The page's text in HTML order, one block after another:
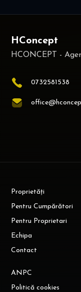
HConcept
0732581538
Proprietăți
Pentru Cumpărători
Pentru Proprietari
Echipa
Contact
ANPC
Politică cookies